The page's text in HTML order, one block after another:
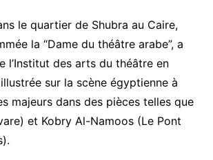
le quartier de Shubra au Caire,
la “Dame du théâtre arabe”, a
l’Institut des arts du théâtre en
illustrée sur la scène égyptienne à
majeurs dans des pièces telles que
et Kobry Al-Namoos (Le Pont